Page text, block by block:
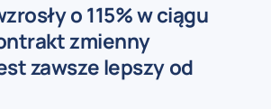
o 115% w ciągu
zmienny
zawsze lepszy od